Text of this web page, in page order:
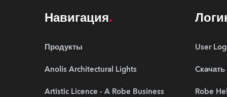
Навигация
Продукты
Anolis Architectural Lights
Artistic Licence - A Robe Business
User
Cкачать
Robe